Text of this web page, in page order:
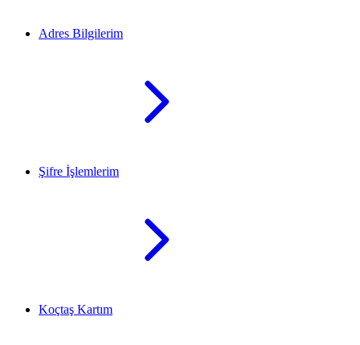
Adres Bilgilerim
Şifre İşlemlerim
Koçtaş Kartım